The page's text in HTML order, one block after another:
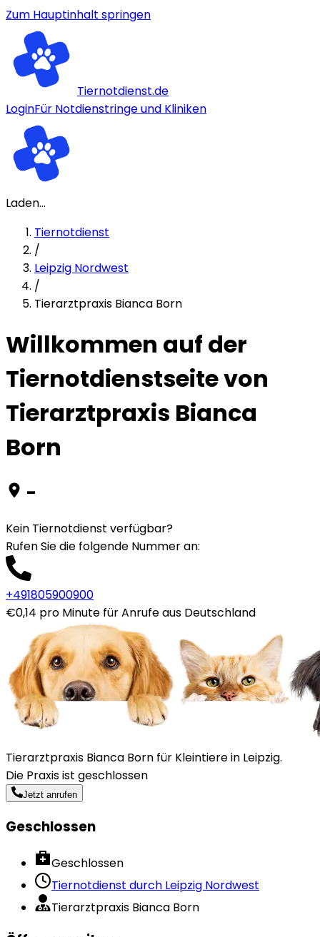
Zum Hauptinhalt springen
Tiernotdienst.de
LoginFür Notdienstringe und Kliniken
Laden...
Tiernotdienst
/
Leipzig Nordwest
/
Tierarztpraxis Bianca Born
Willkommen auf der
Tiernotdienstseite von
Tierarztpraxis Bianca
Born
-
Kein Tiernotdienst verfügbar?
Rufen Sie die folgende Nummer an:
+491805900900
€0,14 pro Minute für Anrufe aus Deutschland
Tierarztpraxis Bianca Born für Kleintiere in Leipzig.
Die Praxis ist geschlossen
Jetzt anrufen
Geschlossen
Geschlossen
Tiernotdienst durch Leipzig Nordwest
Tierarztpraxis Bianca Born